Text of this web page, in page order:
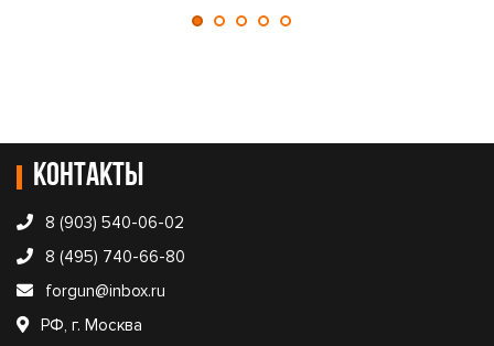
Контакты
8 (903) 540-06-02
8 (495) 740-66-80
forgun@inbox.ru
РФ, г. Москва